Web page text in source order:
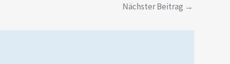
Nächster Beitrag →